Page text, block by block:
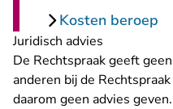
Kosten beroep
Juridisch advies
De Rechtspraak geeft
anderen bij de
daarom geen advies